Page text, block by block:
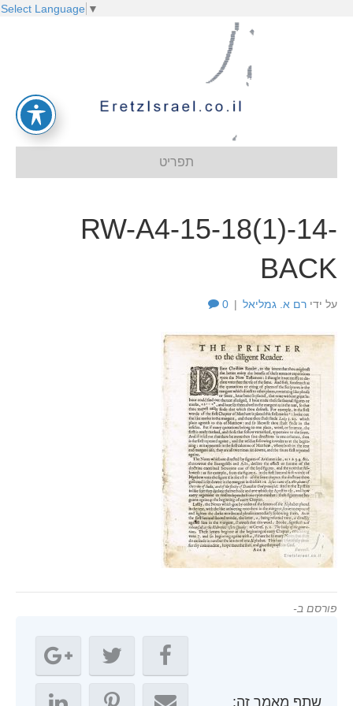
Select Language ▼
תפריט
RW-A4-15-18(1)-14-
BACK
על ידי רם א. גמליאל |
0
פורסם ב-
שתף מאמר זה: